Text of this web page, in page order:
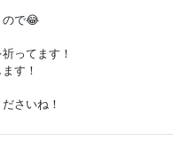
ので😂
ってます！
す！
さいね！